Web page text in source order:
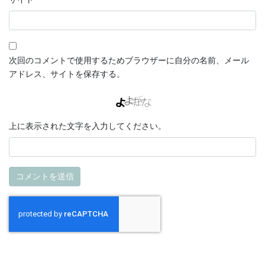
次回のコメントで使用するためブラウザーに自分の名前、メール
アドレス、サイトを保存する。
上に表示された文字を入力してください。